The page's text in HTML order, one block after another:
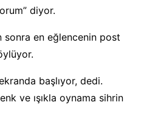
diyor.
en eğlencenin post
başlıyor, dedi.
ve ışıkla oynama sihrin